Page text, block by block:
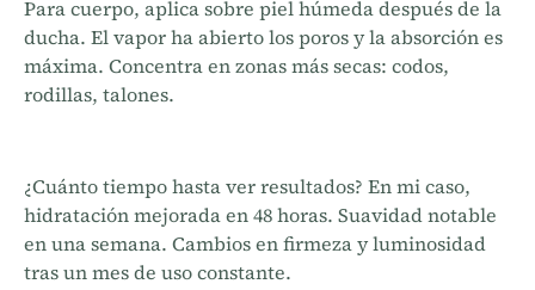
Para cuerpo, aplica sobre piel húmeda después de la
ducha. El vapor ha abierto los poros y la absorción es
máxima. Concentra en zonas más secas: codos,
rodillas, talones.
¿Cuánto tiempo hasta ver resultados? En mi caso,
hidratación mejorada en 48 horas. Suavidad notable
en una semana. Cambios en firmeza y luminosidad
tras un mes de uso constante.